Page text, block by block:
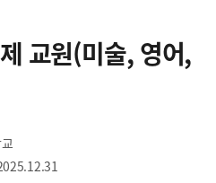
교원(미술, 영어,